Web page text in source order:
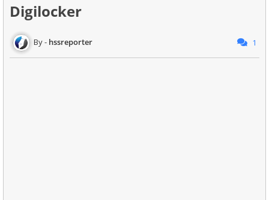
Digilocker
hssreporter 1